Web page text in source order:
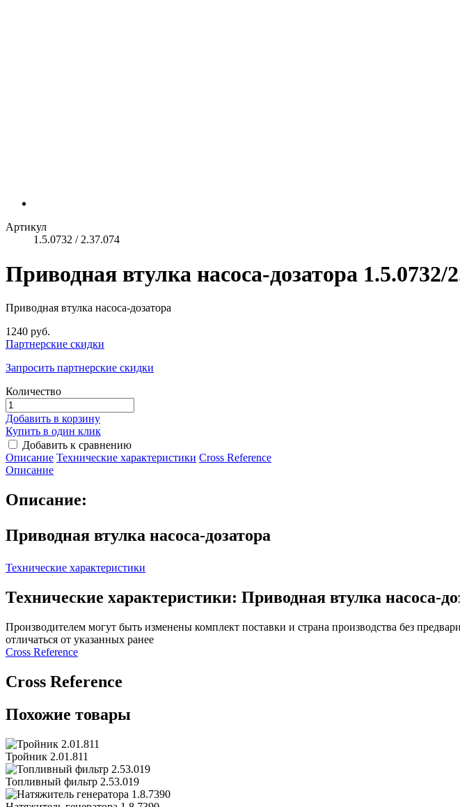
Артикул
1.5.0732 / 2.37.074
Приводная втулка насоса-дозатора 1.5.0732/
Приводная втулка насоса-дозатора
1240 руб.
Партнерские скидки
Запросить партнерские скидки
Количество
Добавить в корзину
Купить в один клик
Добавить к сравнению
Описание Технические характеристики Сross Reference
Описание
Описание:
Приводная втулка насоса-дозатора
Технические характеристики
Технические характеристики: Приводная втулка насоса-
Производителем могут быть изменены комплект поставки и страна производства без
отличаться от указанных ранее
Сross Reference
Сross Reference
Похожие товары
Тройник 2.01.811
Топливный фильтр 2.53.019